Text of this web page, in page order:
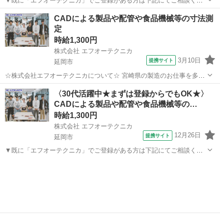
さい ▼ 電話番号 ：0120-606-656（フリーダイヤル） お仕事ナ
ンバー：1332932 ※複数案件へ応募されますと社内確認等によりご連
絡が遅くなって...
宮崎 延岡市 その他
CADによる製品や配管や食品機械等の寸法測
定
時給1,300円
株式会社 エフオーテクニカ
延岡市
提携サイト 3月10日
☆株式会社エフオーテクニカについて☆ 宮崎県の製造のお仕事を多数
取り扱っています♪ 半導体に関するのお仕事で幅広い実績があり、 未
経験でも始められる充実したOJT教育もございます！ 【既に「エフオ
ーテクニカ」でご登録がある...
宮崎 延岡市 その他
〈30代活躍中★まずは登録からでもOK★〉
CADによる製品や配管や食品機械等の…
時給1,300円
株式会社 エフオーテクニカ
延岡市
提携サイト 12月26日
▼既に「エフオーテクニカ」でご登録がある方は下記にてご相談くだ